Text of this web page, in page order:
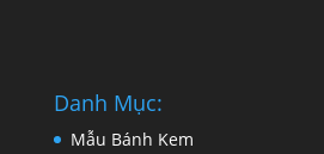
Danh Mục:
Mẫu Bánh Kem